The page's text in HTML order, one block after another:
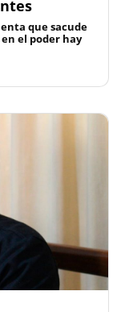
que sacude
el poder hay